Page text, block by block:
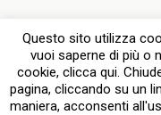
Questo sito utilizza
vuoi saperne di più o
cookie, clicca qui.
pagina, cliccando su un
maniera, acconsenti